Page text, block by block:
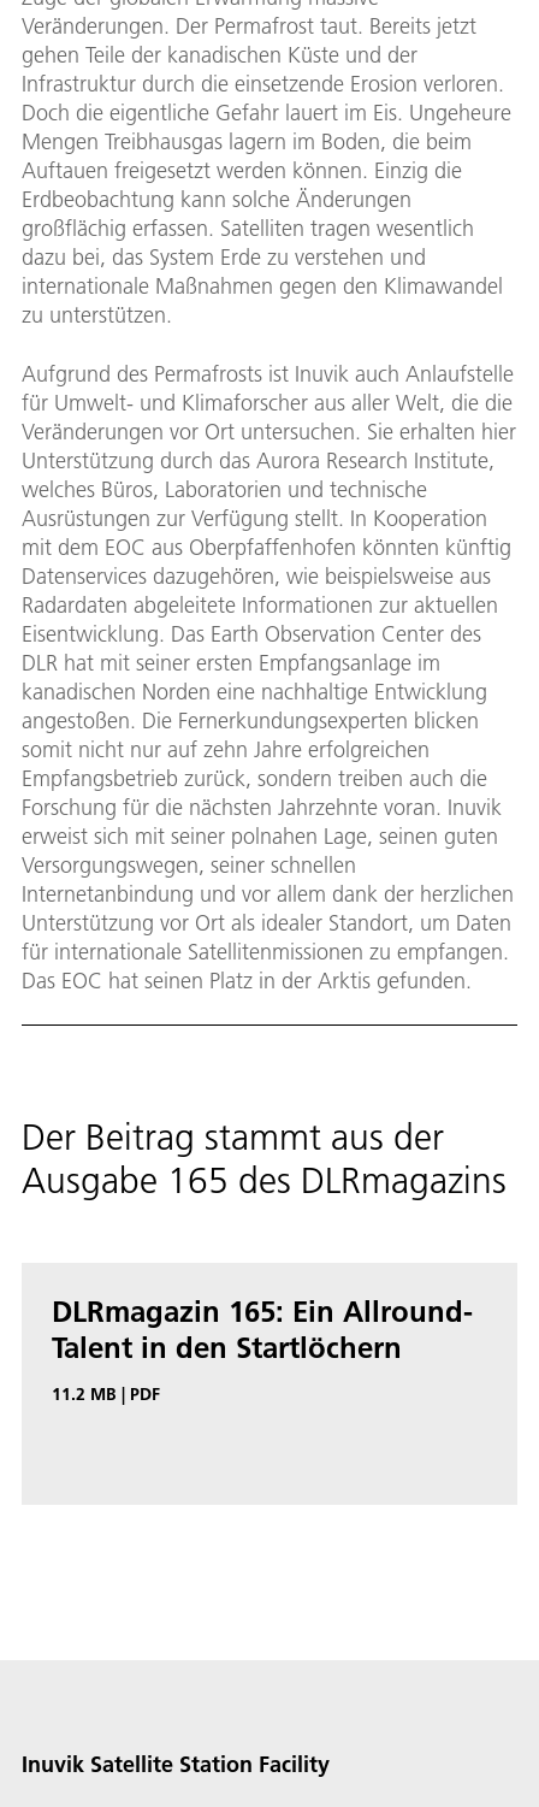
Veränderungen. Der Permafrost taut. Bereits jetzt
gehen Teile der kanadischen Küste und der
Infrastruktur durch die einsetzende Erosion verloren.
Doch die eigentliche Gefahr lauert im Eis. Ungeheure
Mengen Treibhausgas lagern im Boden, die beim
Auftauen freigesetzt werden können. Einzig die
Erdbeobachtung kann solche Änderungen
großflächig erfassen. Satelliten tragen wesentlich
dazu bei, das System Erde zu verstehen und
internationale Maßnahmen gegen den Klimawandel
zu unterstützen.
Aufgrund des Permafrosts ist Inuvik auch Anlaufstelle
für Umwelt- und Klimaforscher aus aller Welt, die die
Veränderungen vor Ort untersuchen. Sie erhalten hier
Unterstützung durch das Aurora Research Institute,
welches Büros, Laboratorien und technische
Ausrüstungen zur Verfügung stellt. In Kooperation
mit dem EOC aus Oberpfaffenhofen könnten künftig
Datenservices dazugehören, wie beispielsweise aus
Radardaten abgeleitete Informationen zur aktuellen
Eisentwicklung. Das Earth Observation Center des
DLR hat mit seiner ersten Empfangsanlage im
kanadischen Norden eine nachhaltige Entwicklung
angestoßen. Die Fernerkundungsexperten blicken
somit nicht nur auf zehn Jahre erfolgreichen
Empfangsbetrieb zurück, sondern treiben auch die
Forschung für die nächsten Jahrzehnte voran. Inuvik
erweist sich mit seiner polnahen Lage, seinen guten
Versorgungswegen, seiner schnellen
Internetanbindung und vor allem dank der herzlichen
Unterstützung vor Ort als idealer Standort, um Daten
für internationale Satellitenmissionen zu empfangen.
Das EOC hat seinen Platz in der Arktis gefunden.
Der Beitrag stammt aus der
Ausgabe 165 des DLRmagazins
DLRmagazin 165: Ein Allround-
Talent in den Startlöchern
11.2 MB | PDF
Inuvik Satellite Station Facility